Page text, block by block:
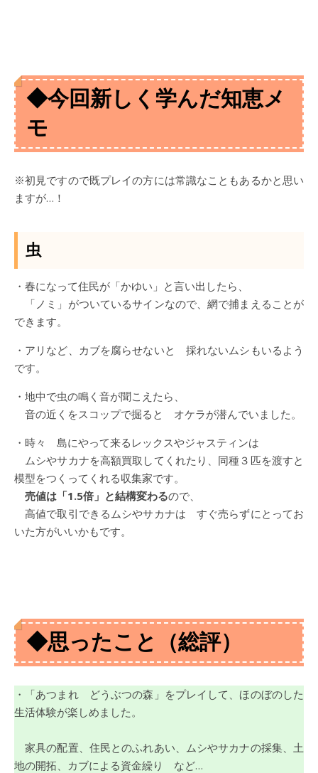
◆今回新しく学んだ知恵メ
モ
※初見ですので既プレイの方には常識なこともあるかと思い
ますが…！
虫
・春になって住民が「かゆい」と言い出したら、
「ノミ」がついているサインなので、網で捕まえることが
できます。
・アリなど、カブを腐らせないと 採れないムシもいるよう
です。
・地中で虫の鳴く音が聞こえたら、
音の近くをスコップで掘ると オケラが潜んでいました。
・時々 島にやって来るレックスやジャスティンは
ムシやサカナを高額買取してくれたり、同種３匹を渡すと
模型をつくってくれる収集家です。
売値は「1.5倍」と結構変わるので、
高値で取引できるムシやサカナは すぐ売らずにとってお
いた方がいいかもです。
◆思ったこと（総評）
・「あつまれ どうぶつの森」をプレイして、ほのぼのした
生活体験が楽しめました。
家具の配置、住民とのふれあい、ムシやサカナの採集、土
地の開拓、カブによる資金繰り など…